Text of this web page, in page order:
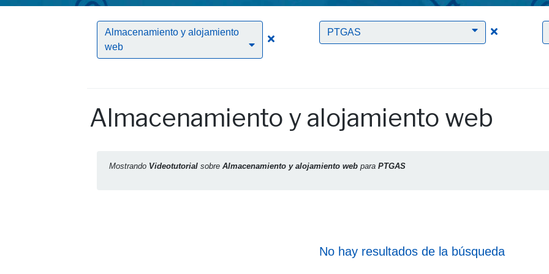
Almacenamiento y alojamiento
web
Clic para borrar el filtro Almacenamiento y alojamiento web
PTGAS Clic para
Almacenamiento y alojamiento web
Mostrando Videotutorial sobre Almacenamiento y alojamiento web para PTGAS
No hay resultados de la búsqueda